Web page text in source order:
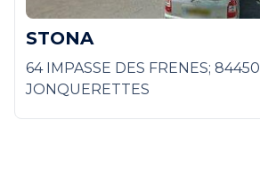
STONA
64 IMPASSE DES FRENES; 84450
JONQUERETTES